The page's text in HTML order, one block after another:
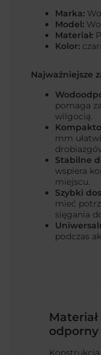
Marka:
Model:
Materiał:
Kolor:
Najważniejsze
pomaga
wilgocią.
mm
Stabilne
wspiera
miejscu.
Szybki
mieć
sięgania
podczas